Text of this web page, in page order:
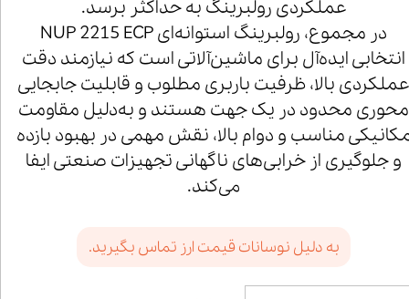
عملکردی رولبرینگ به حداکثر برسد.
در مجموع، رولبرینگ استوانه‌ای NUP 2215 ECP
انتخابی ایده‌آل برای ماشین‌آلاتی است که نیازمند دقت
عملکردی بالا، ظرفیت باربری مطلوب و قابلیت جابجایی
محوری محدود در یک جهت هستند و به‌دلیل مقاومت
مناسب و دوام بالا، نقش مهمی در بهبود بازده
و جلوگیری از خرابی‌های ناگهانی تجهیزات صنعتی ایفا
می‌کند.
به دلیل نوسانات قیمت ارز تماس بگیرید.